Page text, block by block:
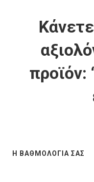
προϊόν:
Η ΒΑΘΜΟΛΟΓΊΑ ΣΑΣ